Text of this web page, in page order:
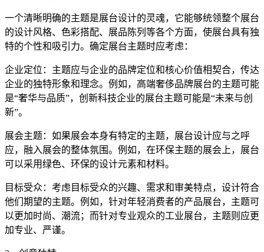
一个清晰明确的主题是展台设计的灵魂，它能够统领整个展台
的设计风格、色彩搭配、展品陈列等各个方面，使展台具有独
特的个性和吸引力。确定展台主题时应考虑：
企业定位：主题应与企业的品牌定位和核心价值相契合，传达
企业的独特形象和理念。例如，高端奢侈品牌展台的主题可能
是“奢华与品质”，创新科技企业的展台主题可能是“未来与创
新”。
展会主题：如果展会本身有特定的主题，展台设计应与之呼
应，融入展会的整体氛围。例如，在环保主题的展会上，展台
可以采用绿色、环保的设计元素和材料。
目标受众：考虑目标受众的兴趣、需求和审美特点，设计符合
他们期望的主题。例如，针对年轻消费者的产品展台，主题可
以更加时尚、潮流；而针对专业观众的工业展台，主题则应更
加专业、严谨。